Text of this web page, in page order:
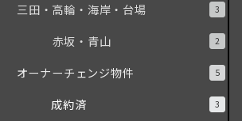
三田・高輪・海岸・台場 3
赤坂・青山 2
オーナーチェンジ物件 5
成約済 3